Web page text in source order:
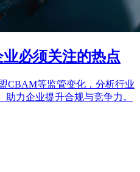
业必须关注的热点
CBAM等监管变化，分析行业
助力企业提升合规与竞争力。